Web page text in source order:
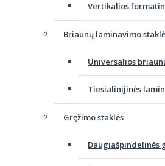
Vertikalios
Briaunų laminavimo
Universalios
Tiesialinijinės
Gręžimo staklės
Daugiašpindelinės